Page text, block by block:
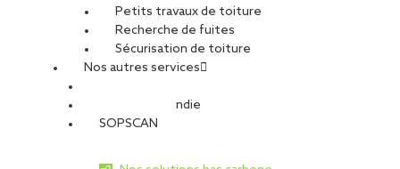
Petits travaux de toiture
Recherche de fuites
Sécurisation de toiture
Nos autres services
Sécurité Incendie
SOPSCAN